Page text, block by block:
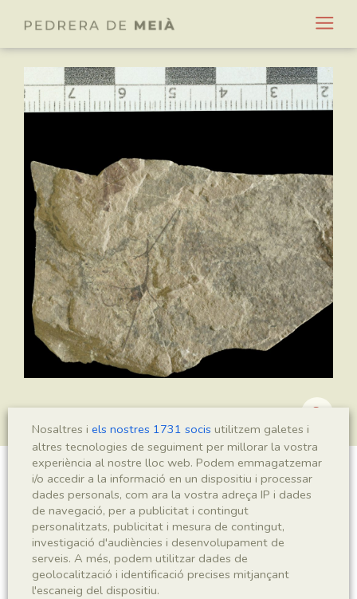
Ranunculus ferreri
Sigla
MNHN 17157a
Nosaltres i els nostres 1731 socis utilitzem galetes i
altres tecnologies de seguiment per millorar la vostra
experiència al nostre lloc web. Podem emmagatzemar
i/o accedir a la informació en un dispositiu i processar
dades personals, com ara la vostra adreça IP i dades
de navegació, per a publicitat i contingut
personalitzats, publicitat i mesura de contingut,
investigació d'audiències i desenvolupament de
serveis. A més, podem utilitzar dades de
geolocalització i identificació precises mitjançant
l'escaneig del dispositiu.